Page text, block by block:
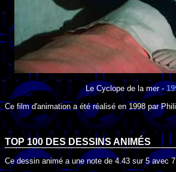
Le Cyclope de la mer-
Ce film d'animation a été réalisé en 1998 par
TOP 100 DES DESSINS ANIMÉS
Ce dessin animé a une note de4.43 sur5 avec7